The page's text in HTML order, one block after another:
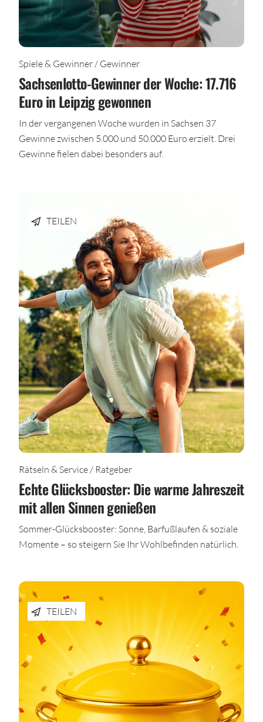
Spiele & Gewinner / Gewinner
Sachsenlotto-Gewinner der Woche: 17.716
Euro in Leipzig gewonnen
In der vergangenen Woche wurden in Sachsen 37
Gewinne zwischen 5.000 und 50.000 Euro erzielt. Drei
Gewinne fielen dabei besonders auf.
TEILEN
Rätseln & Service / Ratgeber
Echte Glücksbooster: Die warme Jahreszeit
mit allen Sinnen genießen
Sommer-Glücksbooster: Sonne, Barfußlaufen & soziale
Momente – so steigern Sie Ihr Wohlbefinden natürlich.
TEILEN